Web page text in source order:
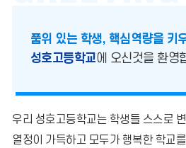
품위 있는 학생, 핵심역량을 키
성호고등학교에 오신것을 환영
우리 성호고등학교는 학생들 스스로
열정이 가득하고 모두가 행복한 학교